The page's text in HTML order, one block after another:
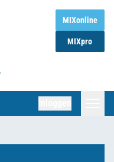
MIXonline
MIXpro